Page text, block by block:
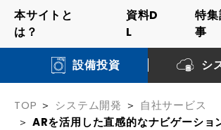
本サイトと
は？
資料D
L
特
事
設備投資 シ
TOP システム開発
自社サービス
ARを活用した直感的なナビゲーシ